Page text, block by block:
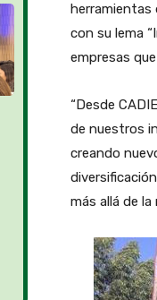
herramientas
con su lema
empresas
“Desde
de nuestros
creando
más allá de